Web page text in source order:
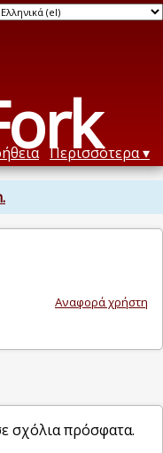
Περισσότερα
Αναφορά χρήστη
σχόλια πρόσφατα.